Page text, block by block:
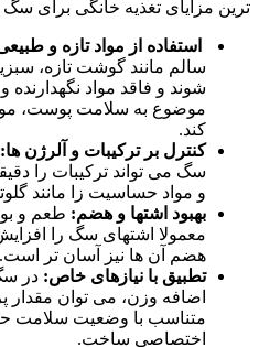
ترین مزایای تغذیه خانگی برای
استفاده از مواد تازه و
سالم مانند گوشت تازه،
شوند و فاقد مواد
موضوع به سلامت پوست،
کند.
کنترل بر ترکیبات و آلرژن‌ ها:
سگ می‌ تواند ترکیبات را
و مواد حساسیت‌ زا مانند
بهبود اشتها و هضم: طعم و
معمولا اشتهای سگ را
هضم آن‌ ها نیز آسان‌ تر است.
تطبیق با نیازهای خاص: در
اضافه‌ وزن، می‌ توان مقدار
متناسب با وضعیت سلامت
اختصاصی ساخت.